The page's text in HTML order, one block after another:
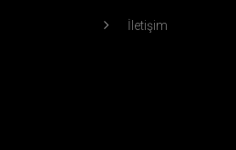
İletişim